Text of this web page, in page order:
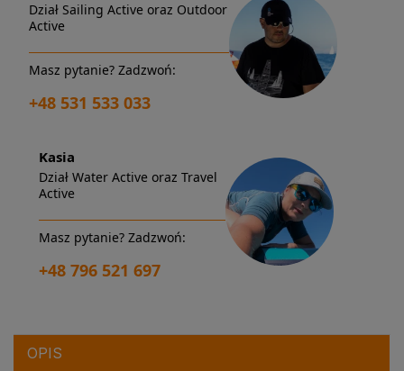
Dział Sailing Active oraz Outdoor
Active
Masz pytanie? Zadzwoń:
+48 531 533 033
Kasia
Dział Water Active oraz Travel
Active
Masz pytanie? Zadzwoń:
+48 796 521 697
OPIS